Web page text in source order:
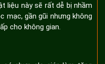
liệu này sẽ rất dễ bị nhầm
mạc, gần gũi nhưng không
cho không gian.